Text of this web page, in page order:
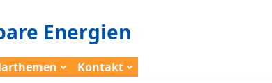
Energien
Kontakt